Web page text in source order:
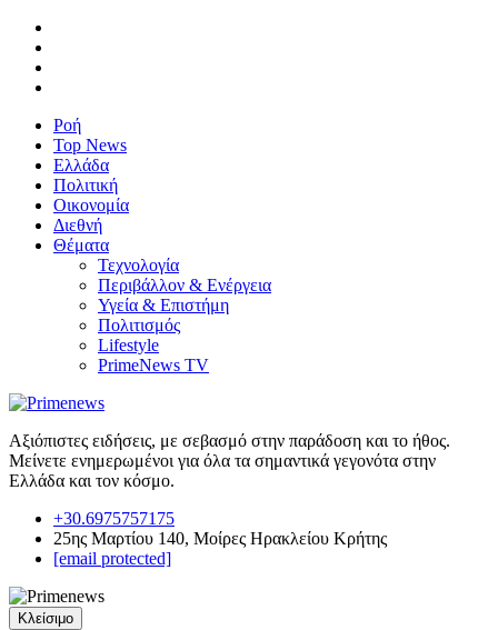
Ροή
Top News
Ελλάδα
Πολιτική
Οικονομία
Διεθνή
Θέματα
Τεχνολογία
Περιβάλλον & Ενέργεια
Υγεία & Επιστήμη
Πολιτισμός
Lifestyle
PrimeNews TV
Αξιόπιστες ειδήσεις, με σεβασμό στην παράδοση και το ήθος.
Μείνετε ενημερωμένοι για όλα τα σημαντικά γεγονότα στην
Ελλάδα και τον κόσμο.
+30.6975757175
25ης Μαρτίου 140, Μοίρες Ηρακλείου Κρήτης
[email protected]
Κλείσιμο